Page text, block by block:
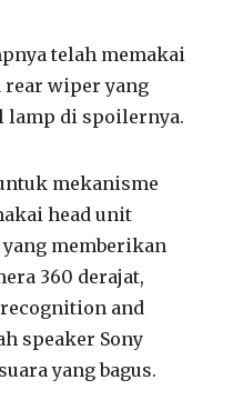
telah memakai
rear wiper yang
lamp di spoilernya.
mekanisme
head unit
memberikan
360 derajat,
and
speaker Sony
yang bagus.